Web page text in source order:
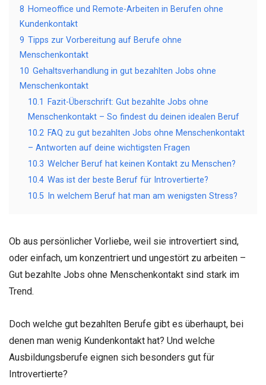
8 Homeoffice und Remote-Arbeiten in Berufen ohne
Kundenkontakt
9 Tipps zur Vorbereitung auf Berufe ohne
Menschenkontakt
10 Gehaltsverhandlung in gut bezahlten Jobs ohne
Menschenkontakt
10.1
Fazit-Überschrift: Gut bezahlte Jobs ohne
Menschenkontakt – So findest du deinen idealen Beruf
10.2 FAQ zu gut bezahlten Jobs ohne Menschenkontakt
– Antworten auf deine wichtigsten Fragen
10.3 Welcher Beruf hat keinen Kontakt zu Menschen?
10.4 Was ist der beste Beruf für Introvertierte?
10.5 In welchem Beruf hat man am wenigsten Stress?
Ob aus persönlicher Vorliebe, weil sie introvertiert sind,
oder einfach, um konzentriert und ungestört zu arbeiten –
Gut bezahlte Jobs ohne Menschenkontakt sind stark im
Trend.
Doch welche gut bezahlten Berufe gibt es überhaupt, bei
denen man wenig Kundenkontakt hat? Und welche
Ausbildungsberufe eignen sich besonders gut für
Introvertierte?